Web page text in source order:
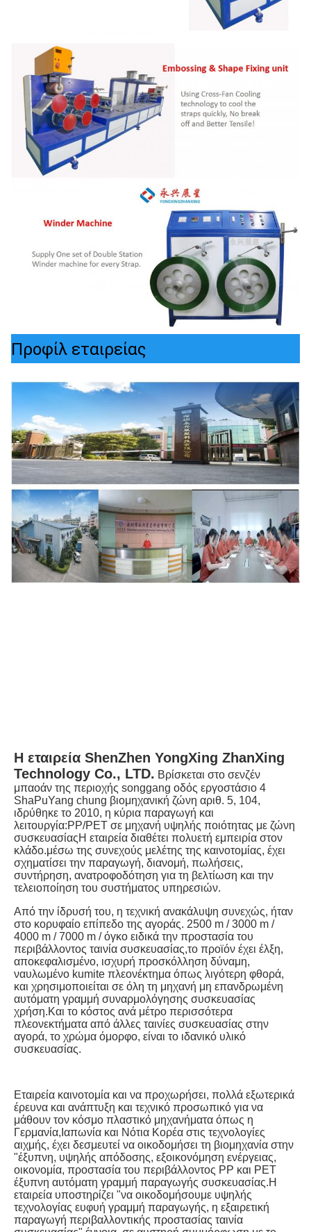
Προφίλ εταιρείας
Η εταιρεία ShenZhen YongXing ZhanXing
Technology Co., LTD. Βρίσκεται στο σενζέν
μπαοάν της περιοχής songgang οδός εργοστάσιο 4
ShaPuYang chung βιομηχανική ζώνη αριθ. 5, 104,
ιδρύθηκε το 2010, η κύρια παραγωγή και
λειτουργία:PP/PET σε μηχανή υψηλής ποιότητας με ζώνη
συσκευασίαςΗ εταιρεία διαθέτει πολυετή εμπειρία στον
κλάδο.μέσω της συνεχούς μελέτης της καινοτομίας, έχει
σχηματίσει την παραγωγή, διανομή, πωλήσεις,
συντήρηση, ανατροφοδότηση για τη βελτίωση και την
τελειοποίηση του συστήματος υπηρεσιών.
Από την ίδρυσή του, η τεχνική ανακάλυψη συνεχώς, ήταν
στο κορυφαίο επίπεδο της αγοράς. 2500 m / 3000 m /
4000 m / 7000 m / όγκο ειδικά την προστασία του
περιβάλλοντος ταινία συσκευασίας,το προϊόν έχει έλξη,
αποκεφαλισμένο, ισχυρή προσκόλληση δύναμη,
ναυλωμένο kumite πλεονέκτημα όπως λιγότερη φθορά,
και χρησιμοποιείται σε όλη τη μηχανή μη επανδρωμένη
αυτόματη γραμμή συναρμολόγησης συσκευασίας
χρήση.Και το κόστος ανά μέτρο περισσότερα
πλεονεκτήματα από άλλες ταινίες συσκευασίας στην
αγορά, το χρώμα όμορφο, είναι το ιδανικό υλικό
συσκευασίας.
Εταιρεία καινοτομία και να προχωρήσει, πολλά εξωτερικά
έρευνα και ανάπτυξη και τεχνικό προσωπικό για να
μάθουν τον κόσμο πλαστικό μηχανήματα όπως η
Γερμανία,Ιαπωνία και Νότια Κορέα στις τεχνολογίες
αιχμής, έχει δεσμευτεί να οικοδομήσει τη βιομηχανία στην
"έξυπνη, υψηλής απόδοσης, εξοικονόμηση ενέργειας,
οικονομία, προστασία του περιβάλλοντος PP και PET
έξυπνη αυτόματη γραμμή παραγωγής συσκευασίας.Η
εταιρεία υποστηρίζει "να οικοδομήσουμε υψηλής
τεχνολογίας ευφυή γραμμή παραγωγής, η εξαιρετική
παραγωγή περιβαλλοντικής προστασίας ταινία